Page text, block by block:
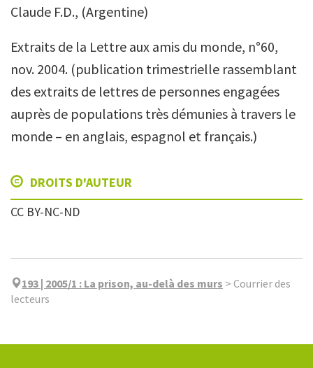
Claude F.D., (Argentine)
Extraits de la Lettre aux amis du monde, n°60,
nov. 2004. (publication trimestrielle rassemblant
des extraits de lettres de personnes engagées
auprès de populations très démunies à travers le
monde – en anglais, espagnol et français.)
DROITS D'AUTEUR
CC BY-NC-ND
193 | 2005/1 : La prison, au-delà des murs > Courrier des
lecteurs